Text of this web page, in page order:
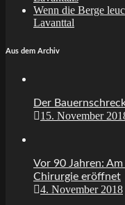
Wenn die Berge
Lavanttal
Aus dem Archiv
Der
15. November
Vor 90 Jahren:
Chirurgie eröffnet
4. November 2018